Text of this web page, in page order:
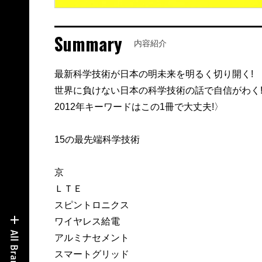
Summary 内容紹介
最新科学技術が日本の明未来を明るく切り開く!
世界に負けない日本の科学技術の話で自信がわく!
2012年キーワードはこの1冊で大丈夫!〉
15の最先端科学技術
京
ＬＴＥ
スピントロニクス
ワイヤレス給電
アルミナセメント
スマートグリッド